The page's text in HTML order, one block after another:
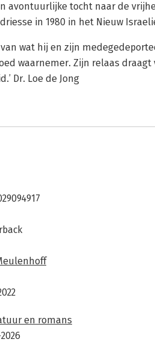
avontuurlijke tocht naar de
in 1980 in het Nieuw
wat hij en zijn
waarnemer. Zijn relaas
Dr. Loe de Jong
en romans